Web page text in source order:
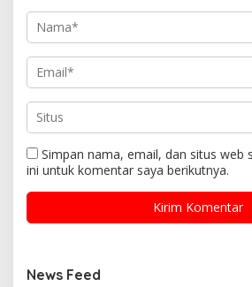
Simpan nama, email, dan situs web
ini untuk komentar saya berikutnya.
News Feed